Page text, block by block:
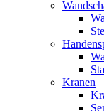
Kranen